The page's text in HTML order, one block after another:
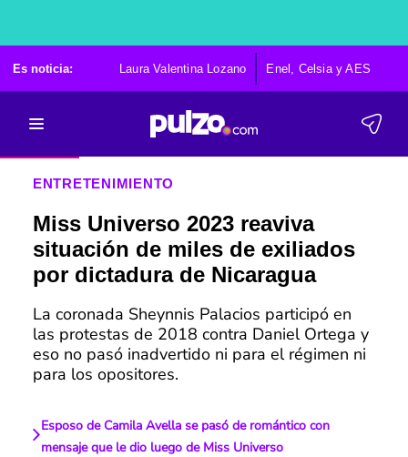
Es noticia: Laura Valentina Lozano Enel, Celsia y AES
ENTRETENIMIENTO
Miss Universo 2023 reaviva
situación de miles de exiliados
por dictadura de Nicaragua
La coronada Sheynnis Palacios participó en
las protestas de 2018 contra Daniel Ortega y
eso no pasó inadvertido ni para el régimen ni
para los opositores.
Esposo de Camila Avella se pasó de romántico con
mensaje que le dio luego de Miss Universo